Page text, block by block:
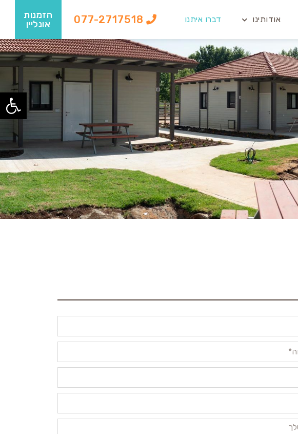
אודותינו דברו איתנו 077-2717518
הזמנות
אונליין